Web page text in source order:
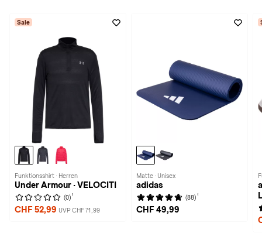
Sale
Funktionsshirt · Herren
Under Armour · VELOCITI
(0) 1
CHF 52,99 UVP CHF 71,99
Matte · Unisex
adidas
(88) 1
CHF 49,99